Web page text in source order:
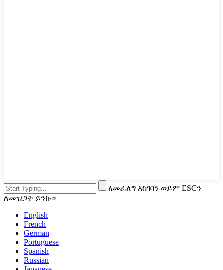
ለመፈለግ አስገባን ወይም ESCን
ለመዝጋት ይንኩ።
English
French
German
Portuguese
Spanish
Russian